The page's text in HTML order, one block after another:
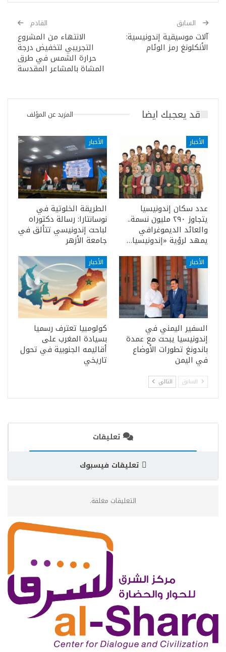
السابق
آلات موسيقية إندونيسية:
الأنكلونغ رمز الوئام
القادم
الانتهاء من المشروع
التجريبي لتخفيض درجة
حرارة الشمس في طرق
المشاة بالمشاعر المقدسة
قد يعجبك ايضا المزيد عن المؤلف
الأخبار
عدد سكان إندونيسيا
يتجاوز ٢٩٠ مليون نسمة..
والعائد الديموغرافي
يمهد لرؤية «إندونيسيا…
الأخبار
الطريقة الخلوتية في
نوسانتارا: رسالة دكتوراه
لباحث إندونيسي تتألق في
جامعة الأزهر
الأخبار
السفير اليمني في
إندونيسيا يبحث مع عمدة
باندونغ تطورات الأوضاع
في اليمن
الأخبار
كولومبيا تعترف رسميا
بسيادة المغرب على
أقاليمه الجنوبية في تحول
تاريخي
السابق التالي
تعليقات
تعليقات فيسبوك
التعليقات مغلقة.